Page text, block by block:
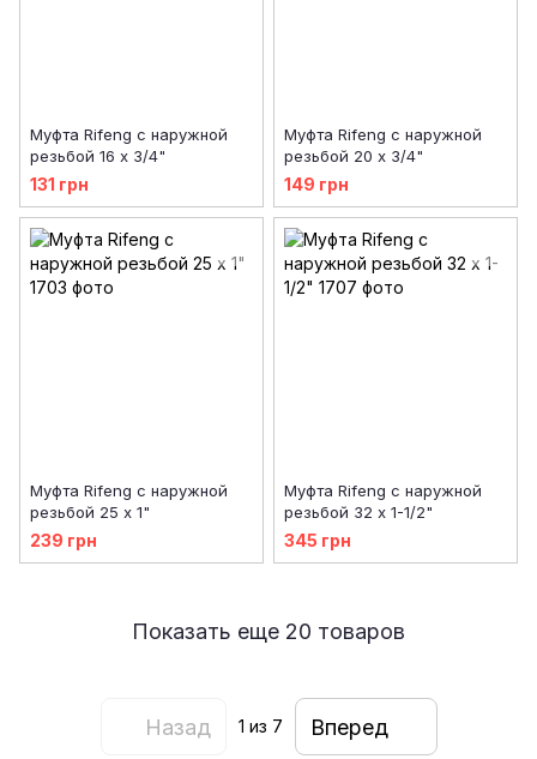
Муфта Rifeng с наружной
резьбой 16 х 3/4"
131 грн
Муфта Rifeng с наружной
резьбой 20 х 3/4"
149 грн
Муфта Rifeng с наружной
резьбой 25 х 1"
239 грн
Муфта Rifeng с наружной
резьбой 32 х 1-1/2"
345 грн
Показать еще 20 товаров
Назад 1 из 7 Вперед